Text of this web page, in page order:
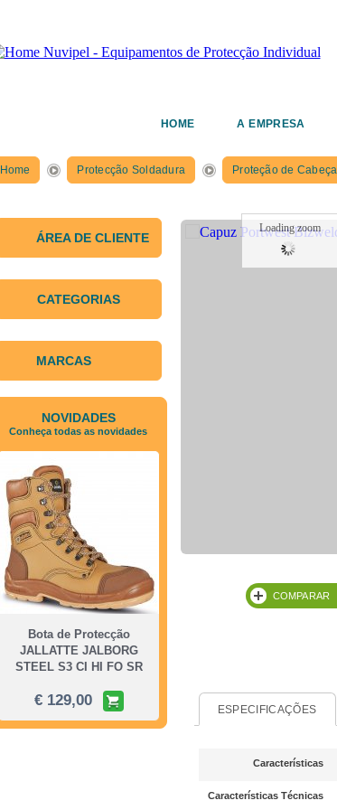
HOME A EMPRESA
Home Protecção Soldadura Proteção de Cabeça
ÁREA DE CLIENTE
CATEGORIAS
MARCAS
NOVIDADES
Conheça todas as novidades
Bota de Protecção
JALLATTE JALBORG
STEEL S3 CI HI FO SR
€ 129,00
Loading zoom
COMPARAR
ESPECIFICAÇÕES
Características
Características Técnicas